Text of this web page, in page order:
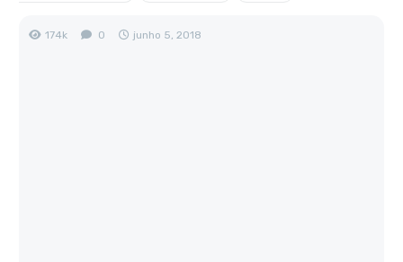
174k 0 junho 5, 2018